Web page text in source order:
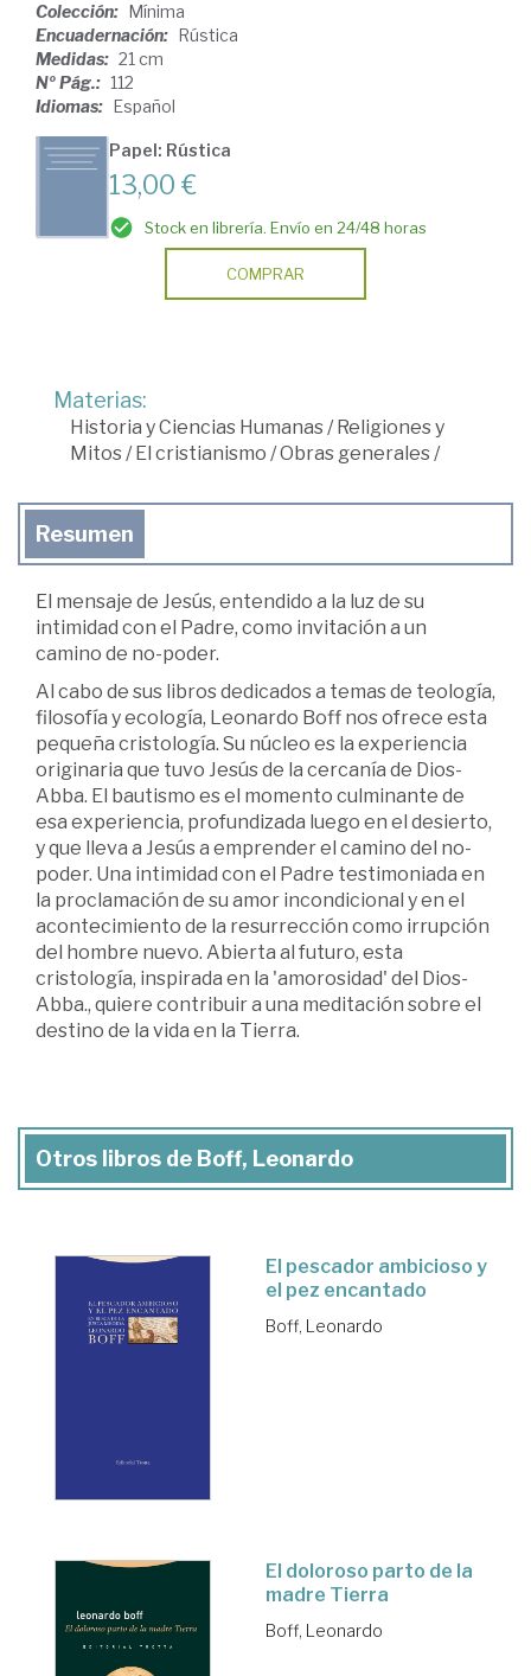
Colección:
Mínima
Encuadernación:
Rústica
Medidas: 21 cm
Nº Pág.: 112
Idiomas:
Español
Papel: Rústica
13,00 €
Stock en librería. Envío en 24/48 horas
COMPRAR
Materias:
Historia y Ciencias Humanas/ Religiones y
Mitos/ El cristianismo /Obras generales/
Resumen
El mensaje de Jesús, entendido a la luz de su
intimidad con el Padre, como invitación a un
camino de no-poder.
Al cabo de sus libros dedicados a temas de teología,
filosofía y ecología, Leonardo Boff nos ofrece esta
pequeña cristología. Su núcleo es la experiencia
originaria que tuvo Jesús de la cercanía de Dios-
Abba. El bautismo es el momento culminante de
esa experiencia, profundizada luego en el desierto,
y que lleva a Jesús a emprender el camino del no-
poder. Una intimidad con el Padre testimoniada en
la proclamación de su amor incondicional y en el
acontecimiento de la resurrección como irrupción
del hombre nuevo. Abierta al futuro, esta
cristología, inspirada en la 'amorosidad' del Dios-
Abba., quiere contribuir a una meditación sobre el
destino de la vida en la Tierra.
Otros libros de Boff, Leonardo
El pescador ambicioso y
el pez encantado
Boff, Leonardo
El doloroso parto de la
madre Tierra
Boff, Leonardo